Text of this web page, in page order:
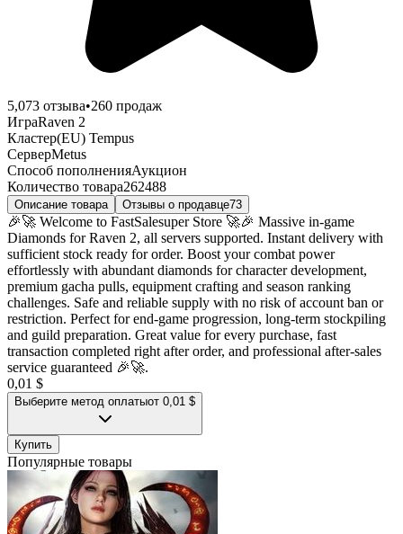
5,073 отзыва•260 продаж
ИграRaven 2
Кластер(EU) Tempus
СерверMetus
Способ пополненияАукцион
Количество товара262488
Описание товара Отзывы о продавце73
🎉🚀 Welcome to FastSalesuper Store 🚀🎉 Massive in-game
Diamonds for Raven 2, all servers supported. Instant delivery with
sufficient stock ready for order. Boost your combat power
effortlessly with abundant diamonds for character development,
premium gacha pulls, equipment crafting and season ranking
challenges. Safe and reliable supply with no risk of account ban or
restriction. Perfect for end-game progression, long-term stockpiling
and guild preparation. Great value for every purchase, fast
transaction completed right after order, and professional after-sales
service guaranteed 🎉🚀.
0,01 $
Выберите метод оплатыот 0,01 $
Купить
Популярные товары